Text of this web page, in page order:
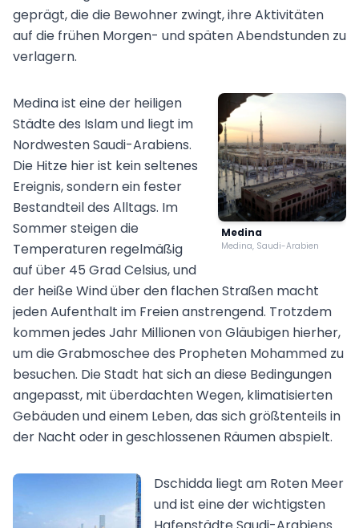
geprägt, die die Bewohner zwingt, ihre Aktivitäten
auf die frühen Morgen- und späten Abendstunden zu
verlagern.
Medina
Medina, Saudi-Arabien
Medina ist eine der heiligen
Städte des Islam und liegt im
Nordwesten Saudi-Arabiens.
Die Hitze hier ist kein seltenes
Ereignis, sondern ein fester
Bestandteil des Alltags. Im
Sommer steigen die
Temperaturen regelmäßig
auf über 45 Grad Celsius, und
der heiße Wind über den flachen Straßen macht
jeden Aufenthalt im Freien anstrengend. Trotzdem
kommen jedes Jahr Millionen von Gläubigen hierher,
um die Grabmoschee des Propheten Mohammed zu
besuchen. Die Stadt hat sich an diese Bedingungen
angepasst, mit überdachten Wegen, klimatisierten
Gebäuden und einem Leben, das sich größtenteils in
der Nacht oder in geschlossenen Räumen abspielt.
Dschidda liegt am Roten Meer
und ist eine der wichtigsten